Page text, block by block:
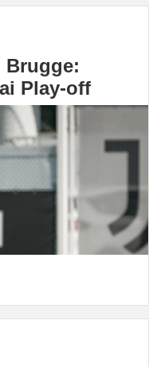
Brugge:
Play-off